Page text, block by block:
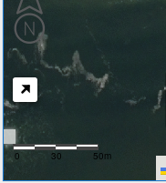
0 30 50m